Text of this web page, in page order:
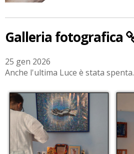
Galleria fotografica
25 gen 2026
Anche l'ultima Luce è stata spenta.